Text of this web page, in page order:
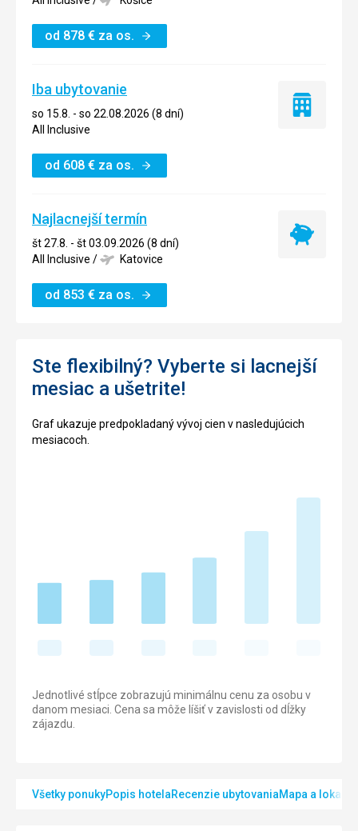
od 878 € za os.
Iba ubytovanie
so 15.8. - so 22.08.2026 (8 dní)
All Inclusive
od 608 € za os.
Iba
Najlacnejší termín
št 27.8. - št 03.09.2026 (8 dní)
All Inclusive / Katovice
od 853 € za os.
Najlacnejší
Ste flexibilný? Vyberte si lacnejší
mesiac a ušetrite!
Graf ukazuje predpokladaný vývoj cien v nasledujúcich
mesiacoch.
Jednotlivé stĺpce zobrazujú minimálnu cenu za osobu v
danom mesiaci. Cena sa môže líšiť v zavislosti od dĺžky
zájazdu.
Všetky ponukyPopis hotelaRecenzie ubytovaniaMapa a lokalita